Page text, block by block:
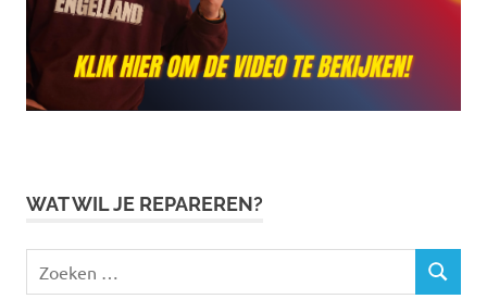
WAT WIL JE REPAREREN?
naar:
ZOEKEN